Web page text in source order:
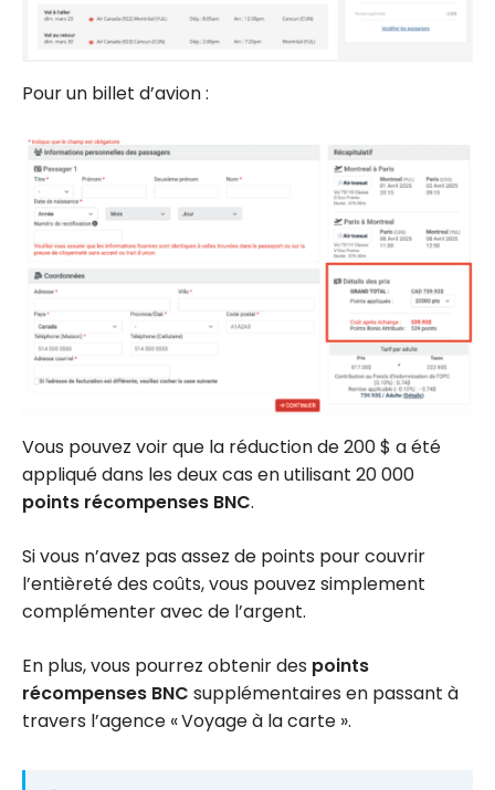
Pour un billet d’avion :
Vous pouvez voir que la réduction de 200 $ a été
appliqué dans les deux cas en utilisant 20 000
points récompenses BNC.
Si vous n’avez pas assez de points pour couvrir
l’entièreté des coûts, vous pouvez simplement
complémenter avec de l’argent.
En plus, vous pourrez obtenir des points
récompenses BNC supplémentaires en passant à
travers l’agence « Voyage à la carte ».